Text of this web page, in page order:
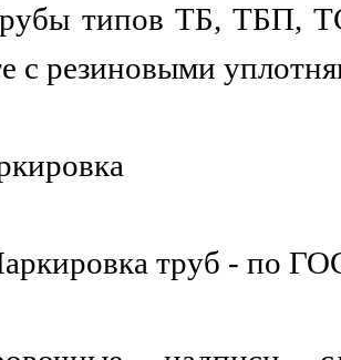
типов ТБ, ТБП,
с резиновыми
труб - по